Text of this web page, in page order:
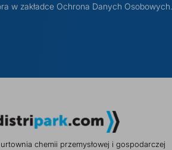
w zakładce Ochrona Danych Osobowych.
chemii przemysłowej i gospodarczej